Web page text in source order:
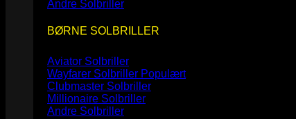
Andre Solbriller
BØRNE SOLBRILLER
Aviator Solbriller
Wayfarer Solbriller
Clubmaster Solbriller
Millionaire Solbriller
Andre Solbriller